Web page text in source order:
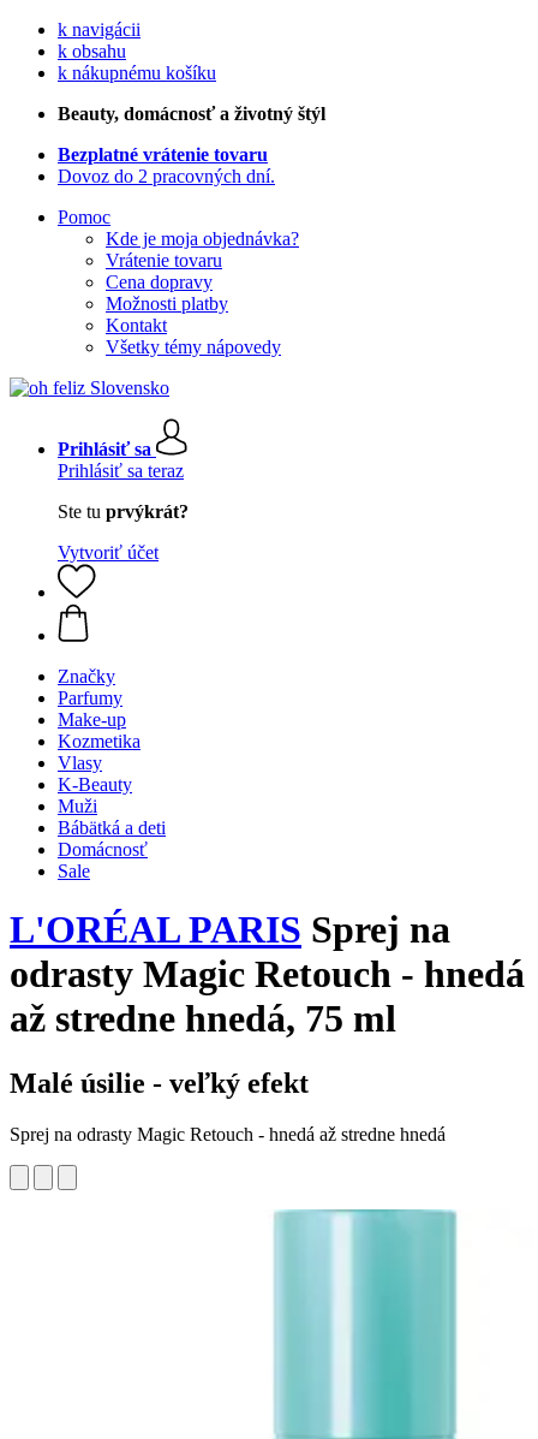
k navigácii
k obsahu
k nákupnému košíku
Beauty, domácnosť a životný štýl
Bezplatné vrátenie tovaru
Dovoz do 2 pracovných dní.
Pomoc
Kde je moja objednávka?
Vrátenie tovaru
Cena dopravy
Možnosti platby
Kontakt
Všetky témy nápovedy
Prihlásiť sa
Prihlásiť sa teraz
Ste tu prvýkrát?
Vytvoriť účet
Značky
Parfumy
Make-up
Kozmetika
Vlasy
K-Beauty
Muži
Bábätká a deti
Domácnosť
Sale
L'ORÉAL PARIS Sprej na
odrasty Magic Retouch - hnedá
až stredne hnedá, 75 ml
Malé úsilie - veľký efekt
Sprej na odrasty Magic Retouch - hnedá až stredne hnedá